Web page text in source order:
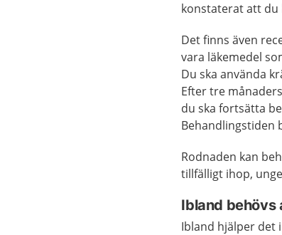
konstaterat att du
Det finns även
vara läkemedel
Du ska använda
Efter tre
du ska fortsätta
Behandlingstiden
Rodnaden kan
tillfälligt ihop,
Ibland behövs
Ibland hjälper det